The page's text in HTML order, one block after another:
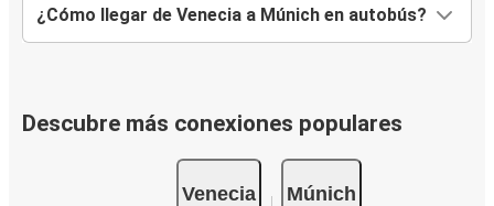
¿Cómo llegar de Venecia a Múnich en autobús?
Descubre más conexiones populares
Venecia Múnich